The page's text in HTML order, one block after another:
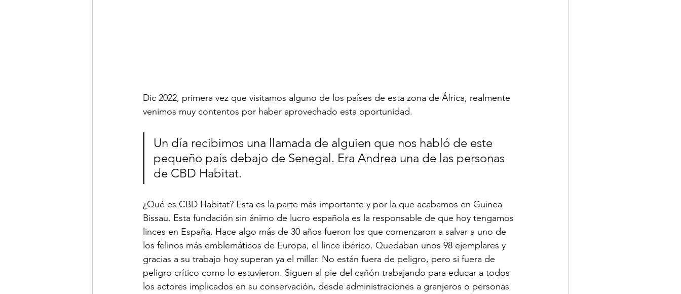
Dic 2022, primera vez que visitamos alguno de los países de esta zona de África, realmente
venimos muy contentos por haber aprovechado esta oportunidad.
Un día recibimos una llamada de alguien que nos habló de este
pequeño país debajo de Senegal. Era Andrea una de las personas
de CBD Habitat.
¿Qué es CBD Habitat? Esta es la parte más importante y por la que acabamos en Guinea
Bissau. Esta fundación sin ánimo de lucro española es la responsable de que hoy tengamos
linces en España. Hace algo más de 30 años fueron los que comenzaron a salvar a uno de
los felinos más emblemáticos de Europa, el lince ibérico. Quedaban unos 98 ejemplares y
gracias a su trabajo hoy superan ya el millar. No están fuera de peligro, pero si fuera de
peligro crítico como lo estuvieron. Siguen al pie del cañón trabajando para educar a todos
los actores implicados en su conservación, desde administraciones a granjeros o personas